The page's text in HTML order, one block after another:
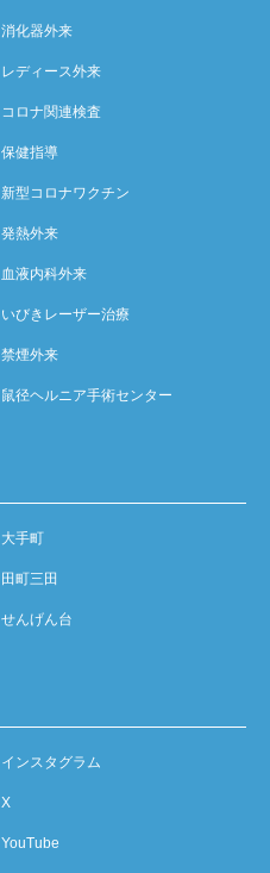
消化器外来
レディース外来
コロナ関連検査
保健指導
新型コロナワクチン
発熱外来
血液内科外来
いびきレーザー治療
禁煙外来
鼠径ヘルニア手術センター
大手町
田町三田
せんげん台
インスタグラム
X
YouTube